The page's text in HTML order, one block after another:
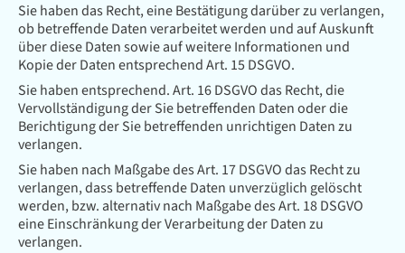
Sie haben das Recht, eine Bestätigung darüber zu verlangen,
ob betreffende Daten verarbeitet werden und auf Auskunft
über diese Daten sowie auf weitere Informationen und
Kopie der Daten entsprechend Art. 15 DSGVO.
Sie haben entsprechend. Art. 16 DSGVO das Recht, die
Vervollständigung der Sie betreffenden Daten oder die
Berichtigung der Sie betreffenden unrichtigen Daten zu
verlangen.
Sie haben nach Maßgabe des Art. 17 DSGVO das Recht zu
verlangen, dass betreffende Daten unverzüglich gelöscht
werden, bzw. alternativ nach Maßgabe des Art. 18 DSGVO
eine Einschränkung der Verarbeitung der Daten zu
verlangen.